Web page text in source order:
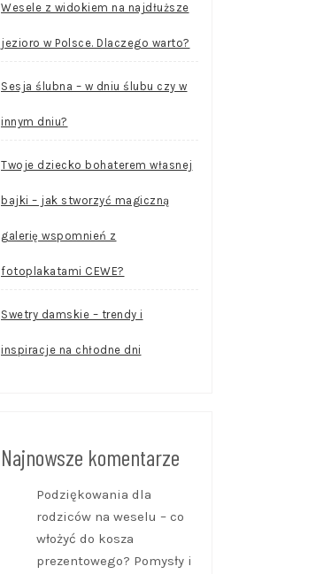
Wesele z widokiem na najdłuższe
jezioro w Polsce. Dlaczego warto?
Sesja ślubna – w dniu ślubu czy w
innym dniu?
Twoje dziecko bohaterem własnej
bajki – jak stworzyć magiczną
galerię wspomnień z
fotoplakatami CEWE?
Swetry damskie – trendy i
inspiracje na chłodne dni
Najnowsze komentarze
Podziękowania dla
rodziców na weselu – co
włożyć do kosza
prezentowego? Pomysły i